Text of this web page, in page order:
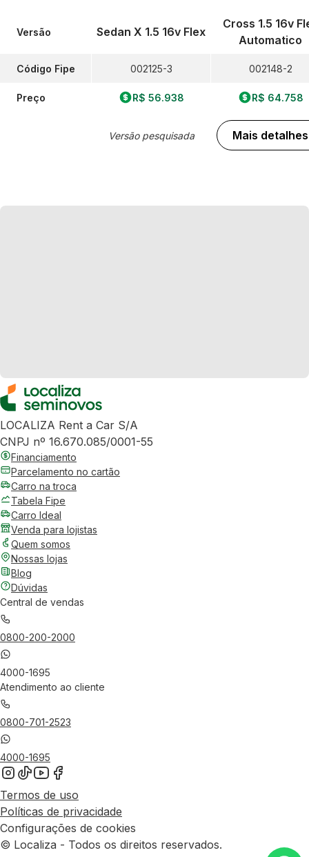
Versão
Código Fipe
Preço
Sedan X 1.5 16v Flex
002125-3
R$ 56.938
Versão pesquisada
Cross 1.5 16v
Automatico
002148-2
R$ 64.758
Mais detalhes
LOCALIZA Rent a Car S/A
CNPJ nº 16.670.085/0001-55
Financiamento
Parcelamento no cartão
Carro na troca
Tabela Fipe
Carro Ideal
Venda para lojistas
Quem somos
Nossas lojas
Blog
Dúvidas
Central de vendas
0800-200-2000
4000-1695
Atendimento ao cliente
0800-701-2523
4000-1695
Termos de uso
Políticas de privacidade
Configurações de cookies
© Localiza - Todos os direitos reservados.